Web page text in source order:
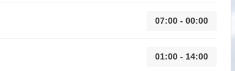
07:00 - 00:00
01:00 - 14:00